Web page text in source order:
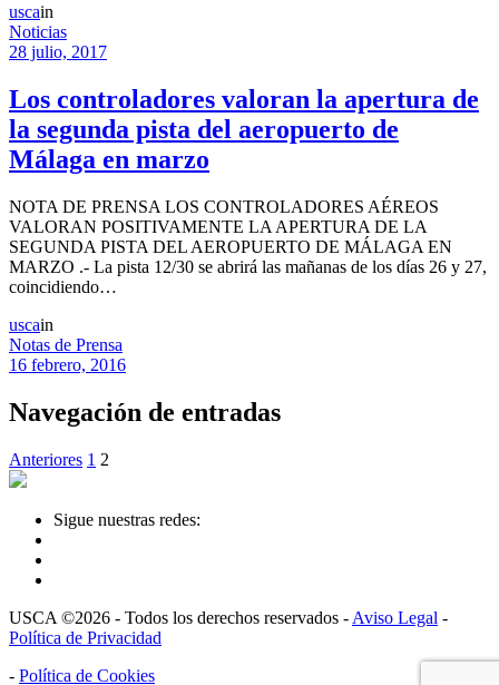
uscain
Noticias
28 julio, 2017
Los controladores valoran la apertura de
la segunda pista del aeropuerto de
Málaga en marzo
NOTA DE PRENSA LOS CONTROLADORES AÉREOS
VALORAN POSITIVAMENTE LA APERTURA DE LA
SEGUNDA PISTA DEL AEROPUERTO DE MÁLAGA EN
MARZO .- La pista 12/30 se abrirá las mañanas de los días 26 y 27,
coincidiendo…
uscain
Notas de Prensa
16 febrero, 2016
Navegación de entradas
Anteriores 1 2
Sigue nuestras redes:
USCA ©2026 - Todos los derechos reservados - Aviso Legal -
Política de Privacidad
- Política de Cookies